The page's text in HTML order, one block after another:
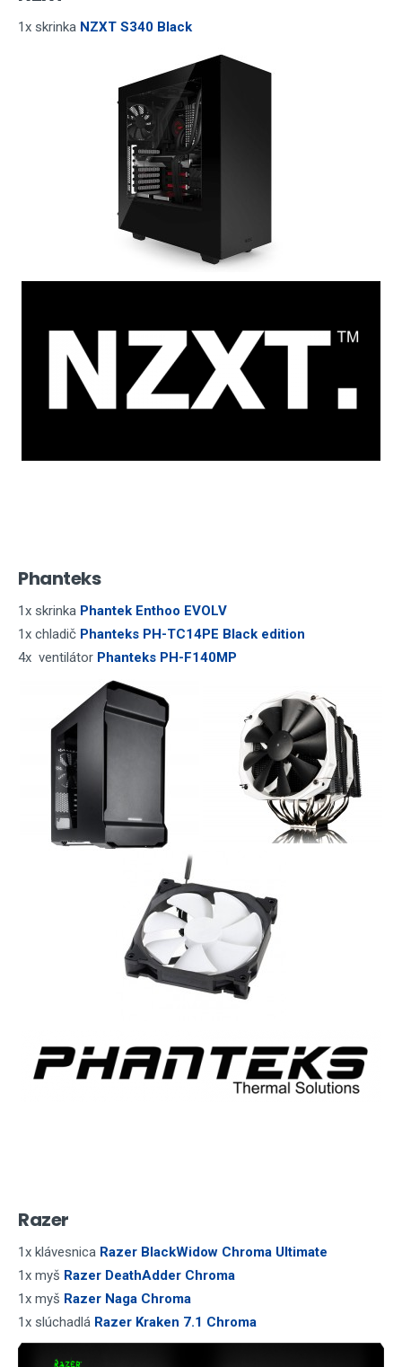
1x skrinka NZXT S340 Black
Phanteks
1x skrinka Phantek Enthoo EVOLV
1x chladič Phanteks PH-TC14PE Black edition
4x ventilátor Phanteks PH-F140MP
Razer
1x klávesnica Razer BlackWidow Chroma Ultimate
1x myš Razer DeathAdder Chroma
1x myš Razer Naga Chroma
1x slúchadlá Razer Kraken 7.1 Chroma